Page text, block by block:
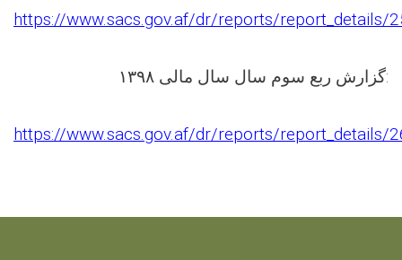
https://www.sacs.gov.af/dr/reports/report_details/
گزارش ربع سوم سال سال مالی ۱۳۹۸:
https://www.sacs.gov.af/dr/reports/report_details/